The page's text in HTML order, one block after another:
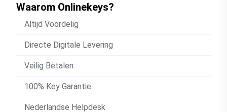
Waarom Onlinekeys?
Altijd Voordelig
Directe Digitale Levering
Veilig Betalen
100% Key Garantie
Nederlandse Helpdesk